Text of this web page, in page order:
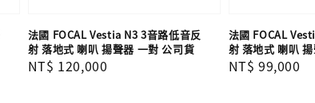
法國 FOCAL Vestia N3 3音路低音反
射 落地式 喇叭 揚聲器 一對 公司貨
Regular
NT$ 120,000
法國 FOCAL
射 落地式 喇叭
Regular
NT$ 99,000